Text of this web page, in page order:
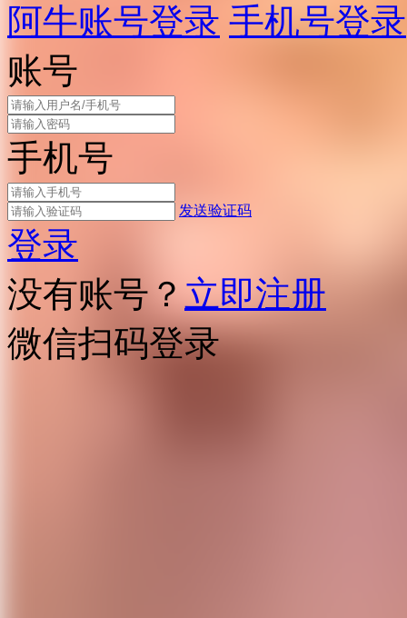
阿牛账号登录 手机号登录
账号
手机号
发送验证码
登录
没有账号？ 立即注册
微信扫码登录